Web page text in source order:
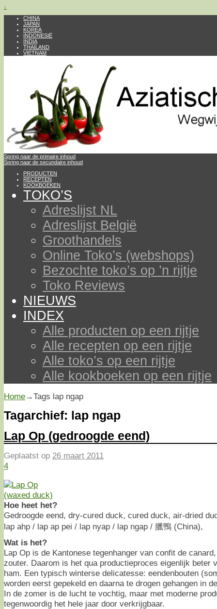
↓
CHINA
JAPAN
KOREA
INDONESIË
INDIA
THAILAND
VIETNAM
Spring naar de primaire inhoud
Spring naar de secundaire inhoud
PRODUCTEN
RECEPTEN
KOOKBOEKEN
TOKO’S
Adreslijst NL
Adreslijst België
Groothandels
Online Toko’s (webshops)
Bezochte toko’s op ’n rijtje
Toko Reviews
NIEUWS
INDEX
Alle producten op een rijtje
Alle recepten op een rijtje
Alle toko’s op een rijtje
Alle kookboeken op een rijtje
Home→Tags lap ngap
Tagarchief: lap ngap
Lap Op (gedroogde eend)
Geplaatst op 26 maart 2011
4
Hoe heet het?
Gedroogde eend, dry-cured duck, cured duck, air-dried
lap ahp / lap ap pei / lap nyap / lap ngap / 臘鴨 (China),
Wat is het?
Lap Op is de Kantonese tegenhanger van confit de
zouter. Daarom is het qua productieproces eigenlijk beter
ham. Een typisch winterse delicatesse: eendenbouten
worden eerst gepekeld en daarna te drogen gehangen in
In de zomer is de lucht te vochtig, maar met moderne
tegenwoordig het hele jaar door verkrijgbaar.